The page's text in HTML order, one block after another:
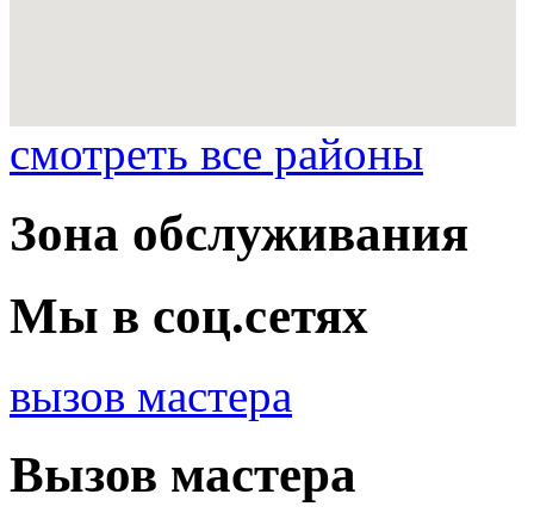
смотреть все районы
Зона обслуживания
Мы в соц.сетях
вызов мастера
Вызов мастера